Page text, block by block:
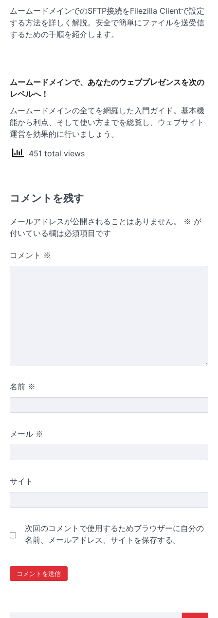
ムームードメインでのSFTP接続をFilezilla Clientで設定
する方法を詳しく解説。安全で簡単にファイルを送受信
するための手順を紹介します。
ムームードメインで、あなたのウェブプレゼンスを次の
レベルへ！
ムームードメインの全てを網羅した入門ガイド。基本機
能から利点、そして使い方までを総覧し、ウェブサイト
運営を効果的に行いましょう。
451 total views
コメントを残す
メールアドレスが公開されることはありません。 ※ が
付いている欄は必須項目です
コメント ※
名前 ※
メール ※
サイト
次回のコメントで使用するためブラウザーに自分の
名前、メールアドレス、サイトを保存する。